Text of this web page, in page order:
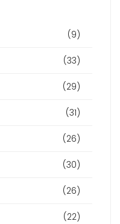
(9)
(33)
(29)
(31)
(26)
(30)
(26)
(22)